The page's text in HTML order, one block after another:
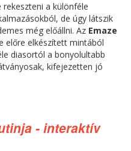
a különféle
de úgy látszik
még előállni. Az Emaze
előre elkészített mintából
diasortól a bonyolultabb
kifejezetten jó
- interaktív